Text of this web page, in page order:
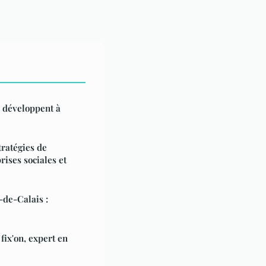
à
de
sociales et
de-Calais :
expert en